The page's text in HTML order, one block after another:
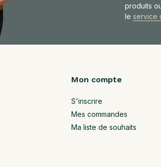
produits
le service
Mon compte
S'inscrire
Mes commandes
Ma liste de souhaits